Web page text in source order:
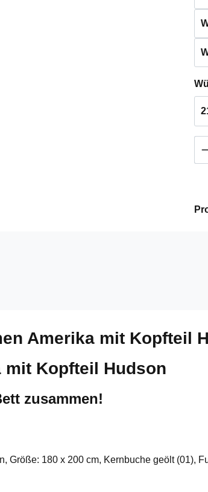
Amerika mit Kopfteil
mit Kopfteil Hudson
zusammen!
Größe: 180 x 200 cm, Kernbuche geölt (01),